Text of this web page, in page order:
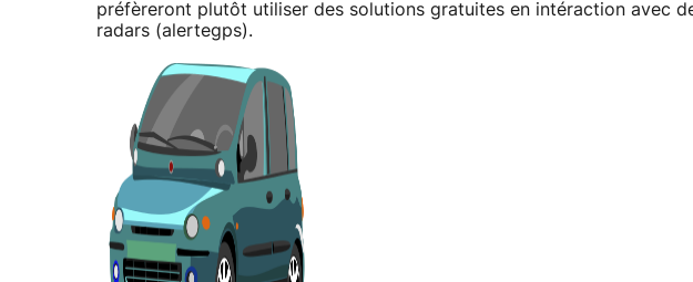
préfèreront plutôt utiliser des solutions gratuites en intéraction avec
radars (alertegps).